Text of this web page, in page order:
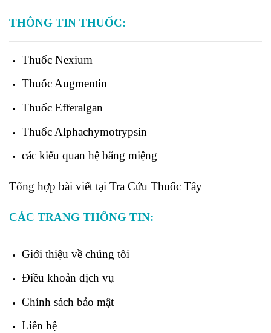
THÔNG TIN THUỐC:
Thuốc Nexium
ThuốcAugmentin
Thuốc Efferalgan
Thuốc Alphachymotrypsin
các kiểu quan hệ bằng miệng
Tổng hợp bài viết tại Tra Cứu Thuốc Tây
CÁC TRANG THÔNG TIN:
Giới thiệu về chúng tôi
Điều khoản dịch vụ
Chính sách bảo mật
Liên hệ